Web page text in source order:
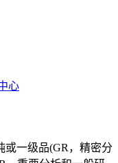
心
或一级品(GR，精密分